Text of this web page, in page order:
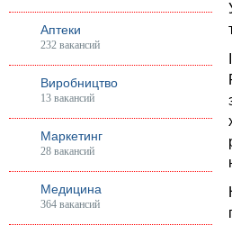
Аптеки
232 вакансий
Виробництво
13 вакансий
Маркетинг
28 вакансий
Медицина
364 вакансий